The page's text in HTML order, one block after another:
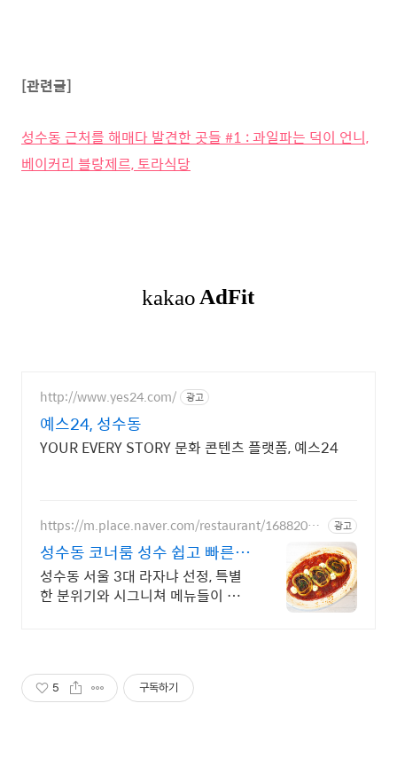
[관련글]
성수동 근처를 해매다 발견한 곳들 #1 : 과일파는 덕이 언니,
베이커리 블랑제르, 토라식당
http://www.yes24.com/ 광고
예스24, 성수동
YOUR EVERY STORY 문화 콘텐츠 플랫폼, 예스24
https://m.place.naver.com/restaurant/16882053 광고
성수동 코너룸 성수 쉽고 빠른
네이버 예약
성수동 서울 3대 라자냐 선정, 특별
한 분위기와 시그니쳐 메뉴들이 가
5 구독하기